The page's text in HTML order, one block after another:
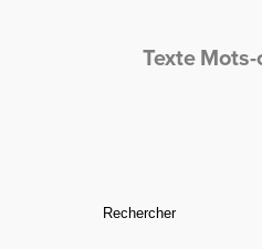
Texte Mots-